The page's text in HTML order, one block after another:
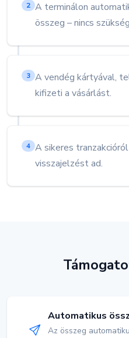
2 A terminálon
összeg – nincs
3 A vendég kártyával,
kifizeti a vásárlást.
4 A sikeres
visszajelzést ad.
Automatikus
Az összeg